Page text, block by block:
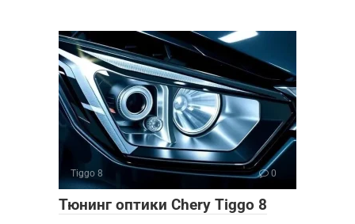
Tiggo 8 0
Тюнинг оптики Chery Tiggo 8